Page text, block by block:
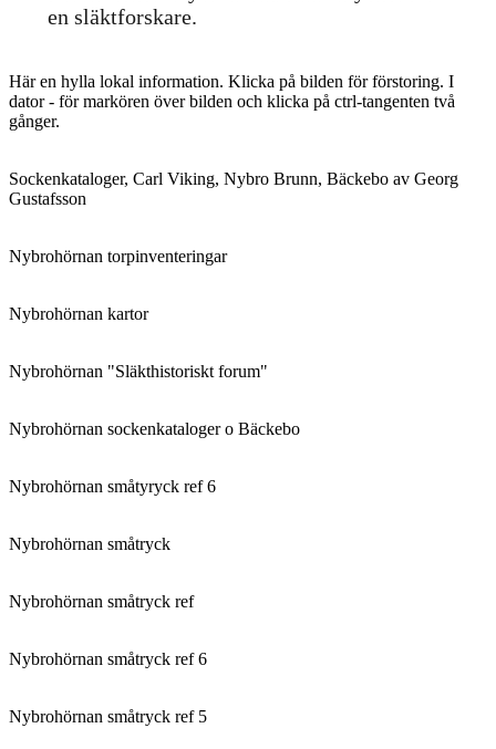
en släktforskare.
Här en hylla lokal information. Klicka på bilden för förstoring. I
dator - för markören över bilden och klicka på ctrl-tangenten två
gånger.
Sockenkataloger, Carl Viking, Nybro Brunn, Bäckebo av Georg
Gustafsson
Nybrohörnan torpinventeringar
Nybrohörnan kartor
Nybrohörnan "Släkthistoriskt forum"
Nybrohörnan sockenkataloger o Bäckebo
Nybrohörnan småtyryck ref 6
Nybrohörnan småtryck
Nybrohörnan småtryck ref
Nybrohörnan småtryck ref 6
Nybrohörnan småtryck ref 5